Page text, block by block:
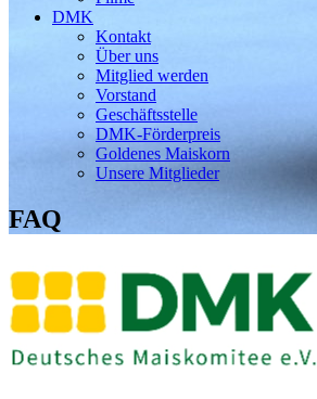
DMK
Kontakt
Über uns
Mitglied werden
Vorstand
Geschäftsstelle
DMK-Förderpreis
Goldenes Maiskorn
Unsere Mitglieder
FAQ